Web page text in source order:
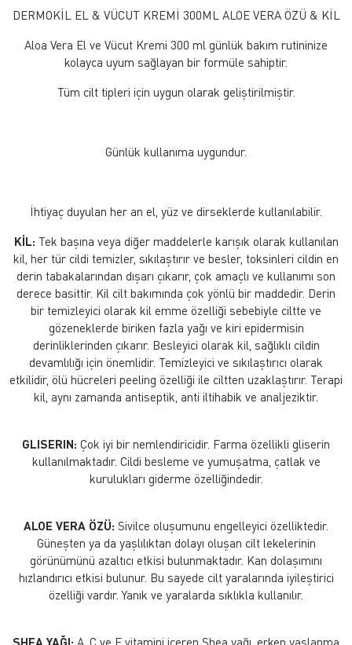
DERMOKİL EL & VÜCUT KREMİ 300ML ALOE VERA ÖZÜ & KİL
Aloa Vera El ve Vücut Kremi 300 ml günlük bakım rutininize
kolayca uyum sağlayan bir formüle sahiptir.
Tüm cilt tipleri için uygun olarak geliştirilmiştir.
Günlük kullanıma uygundur.
İhtiyaç duyulan her an el, yüz ve dirseklerde kullanılabilir.
KİL: Tek başına veya diğer maddelerle karışık olarak kullanılan
kil, her tür cildi temizler, sıkılaştırır ve besler, toksinleri cildin en
derin tabakalarından dışarı çıkarır, çok amaçlı ve kullanımı son
derece basittir. Kil cilt bakımında çok yönlü bir maddedir. Derin
bir temizleyici olarak kil emme özelliği sebebiyle ciltte ve
gözeneklerde biriken fazla yağı ve kiri epidermisin
derinliklerinden çıkarır. Besleyici olarak kil, sağlıklı cildin
devamlılığı için önemlidir. Temizleyici ve sıkılaştırıcı olarak
etkilidir, ölü hücreleri peeling özelliği ile ciltten uzaklaştırır. Terapi
kil, aynı zamanda antiseptik, anti iltihabik ve analjeziktir.
GLISERIN: Çok iyi bir nemlendiricidir. Farma özellikli gliserin
kullanılmaktadır. Cildi besleme ve yumuşatma, çatlak ve
kurulukları giderme özelliğindedir.
ALOE VERA ÖZÜ: Sivilce oluşumunu engelleyici özelliktedir.
Güneşten ya da yaşlılıktan dolayı oluşan cilt lekelerinin
görünümünü azaltıcı etkisi bulunmaktadır. Kan dolaşımını
hızlandırıcı etkisi bulunur. Bu sayede cilt yaralarında iyileştirici
özelliği vardır. Yanık ve yaralarda sıklıkla kullanılır.
SHEA YAĞI: A, C ve E vitamini içeren Shea yağı, erken yaşlanma